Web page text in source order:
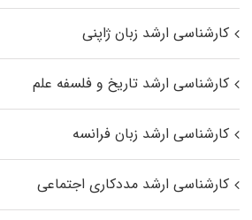
کارشناسی ارشد زبان ژاپنی
کارشناسی ارشد تاریخ و فلسفه علم
کارشناسی ارشد زبان فرانسه
کارشناسی ارشد مددکاری اجتماعی